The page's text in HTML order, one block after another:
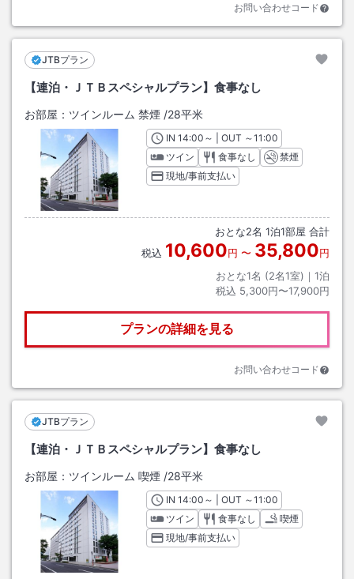
お問い合わせコード
JTBプラン
【連泊・ＪＴＢスペシャルプラン】食事なし
お部屋： ツインルーム 禁煙 /28平米
INチェックイン
14:00 ～ | OUT チェックアウト
～11:00
ツイン
食事なし
禁煙
現地/事前支払い
おとな2名 1泊1部屋 合計
税込 10,600円 〜 35,800円
おとな1名 (2名1室)｜ 1泊
税込 5,300円〜17,900円
プランの詳細を見る
お問い合わせコード
JTBプラン
【連泊・ＪＴＢスペシャルプラン】食事なし
お部屋： ツインルーム 喫煙 /28平米
INチェックイン
14:00 ～ | OUT チェックアウト
～11:00
ツイン
食事なし
喫煙
現地/事前支払い